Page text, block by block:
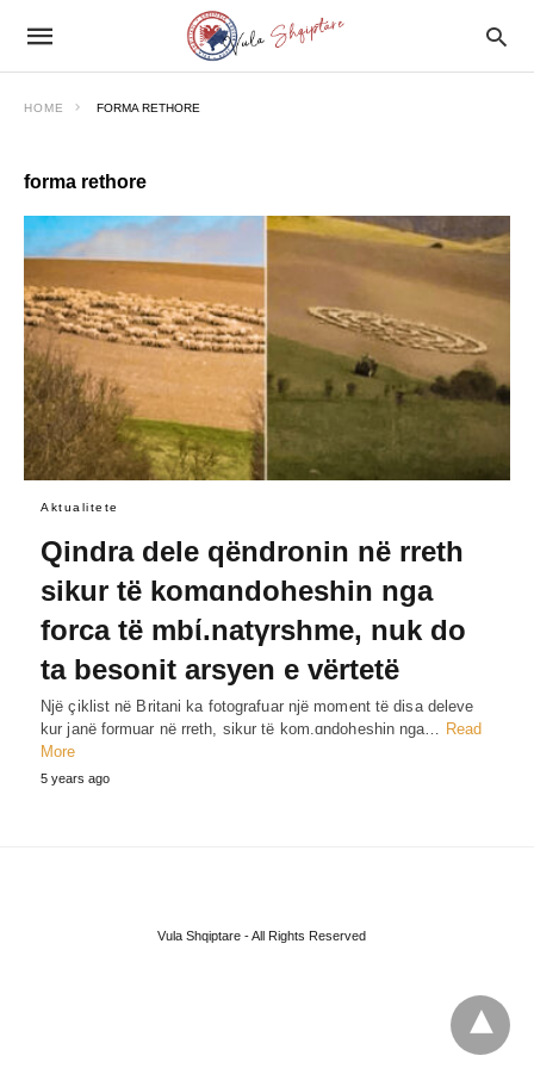
HOME FORMA RETHORE
forma rethore
Aktualitete
Qindra dele qëndronin në rreth
sikur të komɑndoheshin nga
forca të mbί.natγrshme, nuk do
ta besonit arsyen e vërtetë
Një çiklist në Britani ka fotografuar një moment të disa deleve
kur janë formuar në rreth, sikur të kom.ɑndoheshin nga… Read
More
5 years ago
Vula Shqiptare - All Rights Reserved